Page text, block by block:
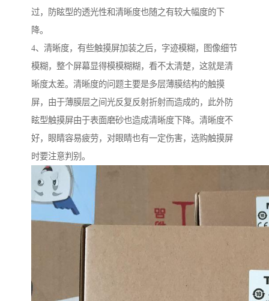
过，防眩型的透光性和清晰度也随之有较大幅度的下
降。
4、清晰度，有些触摸屏加装之后，字迹模糊，图像细节
模糊，整个屏幕显得模模糊糊，看不太清楚，这就是清
晰度太差。清晰度的问题主要是多层薄膜结构的触摸
屏，由于薄膜层之间光反复反射折射而造成的，此外防
眩型触摸屏由于表面磨砂也造成清晰度下降。清晰度不
好，眼睛容易疲劳，对眼睛也有一定伤害，选购触摸屏
时要注意判别。